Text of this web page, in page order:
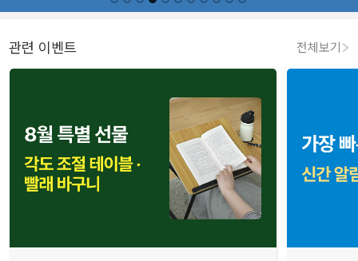
관련 이벤트 전체보기